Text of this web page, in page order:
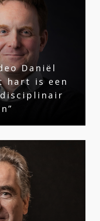
Daniël
hart is een